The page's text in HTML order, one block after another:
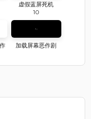
虚假蓝屏死机
10
加载屏幕恶作剧